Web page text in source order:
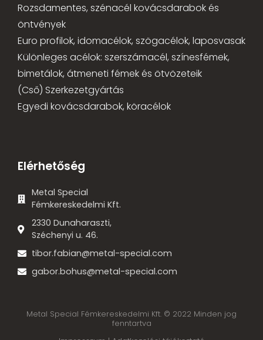
Rozsdamentes, szénacél kovácsdarabok és
öntvények
Euro profilok, idomacélok, szögacélok, laposvasak
Különleges acélok: szerszámacél, színesfémek,
bimetálok, átmeneti fémek és ötvözeteik
(Cső) Szerkezetgyártás
Egyedi kovácsdarabok, köracélok
Elérhetőség
Metal Special
Fémkereskedelmi Kft.
2330 Dunaharaszti,
Széchenyi u. 46.
tibor.fabian@metal-special.com
gabor.bohus@metal-special.com
Metal Special Fémkereskedelmi Kft. © 2022 Minden jog
fenntartva